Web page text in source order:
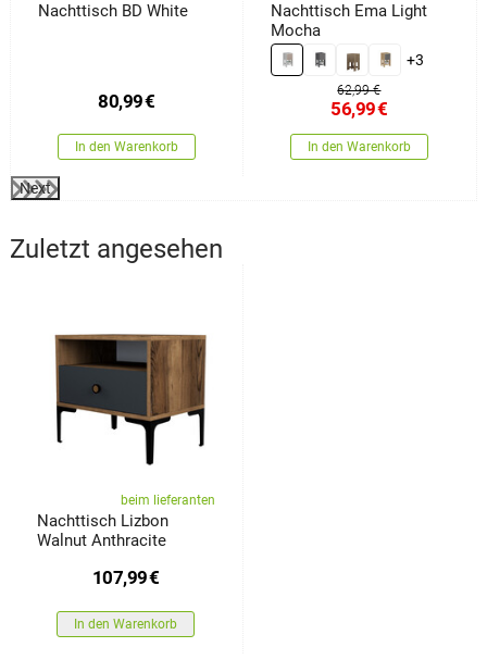
Nachttisch BD White
80,99€
In den Warenkorb
Nachttisch Ema Light
Mocha
+3
62,99 €
56,99€
In den Warenkorb
Next
Zuletzt angesehen
beim lieferanten
Nachttisch Lizbon
Walnut Anthracite
107,99€
In den Warenkorb